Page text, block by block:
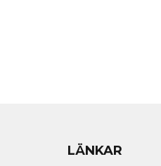
LÄNKAR